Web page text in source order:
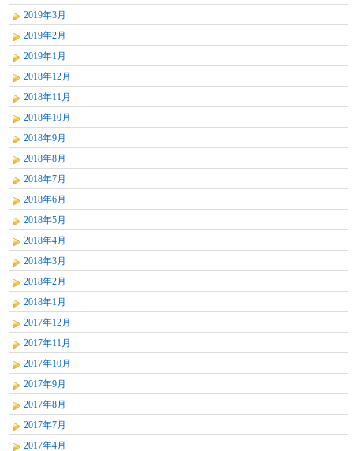
2019年3月
2019年2月
2019年1月
2018年12月
2018年11月
2018年10月
2018年9月
2018年8月
2018年7月
2018年6月
2018年5月
2018年4月
2018年3月
2018年2月
2018年1月
2017年12月
2017年11月
2017年10月
2017年9月
2017年8月
2017年7月
2017年4月